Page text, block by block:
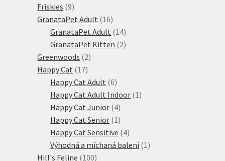
Friskies 99
produktů
GranataPet Adult 1616
produktů
GranataPet Adult 1414
produktů
GranataPet Kitten 22
Greenwoods 22
Happy Cat 1717
produktů
Happy Cat Adult 66
produktů
Happy Cat Adult Indoor 1 1
Happy Cat Junior 44
produkty
Happy Cat Senior 1 1
produkt
Happy Cat Sensitive 44
produkty
Výhodná a míchaná balení 1 1
Hill's Feline 100100